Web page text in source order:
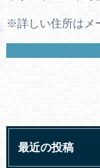
※詳しい住所はメ
最近の投稿